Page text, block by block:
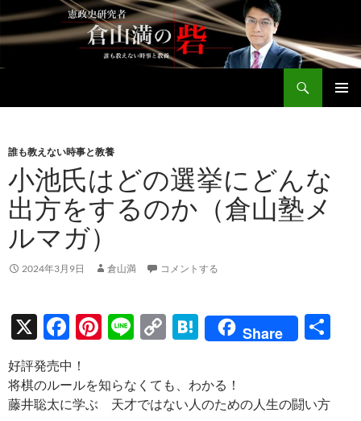
テ
ン
へ
キ
プ
誰も教えない時事と教養
小池氏はどの選挙にどんな
出方をするのか（倉山塾メ
ルマガ）
2024年3月9日 倉山満 コメントする
X
F
e
b
Pi
er
es
Li
e
C
p
y
H
e
n
Share
好評発売中！
将棋のルールを知らなくても、わかる！
藤井聡太に学ぶ 天才ではない人のための人生の闘い方